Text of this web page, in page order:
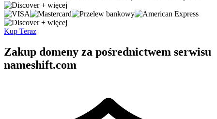
+ więcej
+ więcej
Kup Teraz
Zakup domeny za pośrednictwem serwisu
nameshift.com